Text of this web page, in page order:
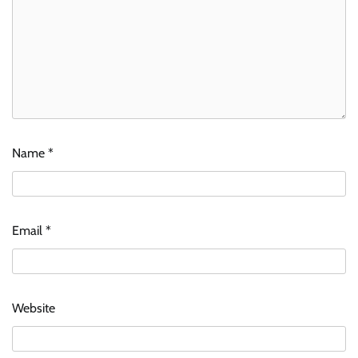
Name *
Email *
Website